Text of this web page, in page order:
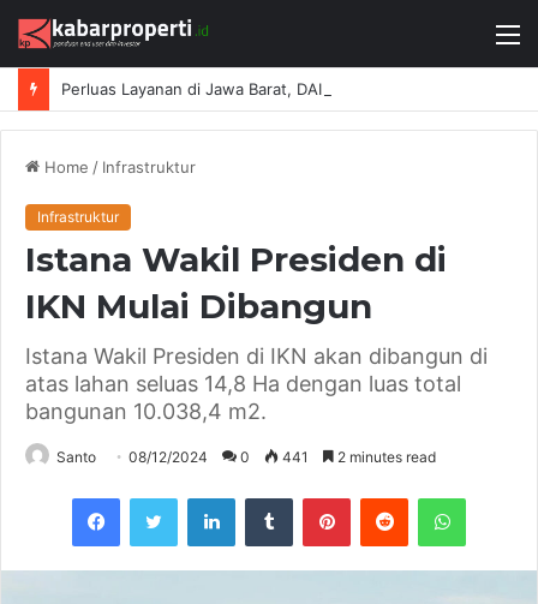
Home / Infrastruktur
Infrastruktur
Istana Wakil Presiden di
IKN Mulai Dibangun
Istana Wakil Presiden di IKN akan dibangun di
atas lahan seluas 14,8 Ha dengan luas total
bangunan 10.038,4 m2.
Santo 08/12/2024 0 441 2 minutes read
FacebookTwitter LinkedInTumblr PinterestReddit